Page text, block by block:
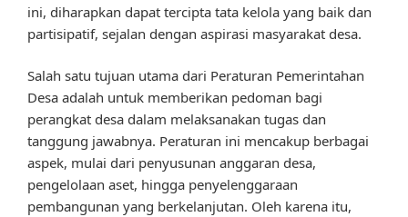
ini, diharapkan dapat tercipta tata kelola yang baik dan
partisipatif, sejalan dengan aspirasi masyarakat desa.
Salah satu tujuan utama dari Peraturan Pemerintahan
Desa adalah untuk memberikan pedoman bagi
perangkat desa dalam melaksanakan tugas dan
tanggung jawabnya. Peraturan ini mencakup berbagai
aspek, mulai dari penyusunan anggaran desa,
pengelolaan aset, hingga penyelenggaraan
pembangunan yang berkelanjutan. Oleh karena itu,